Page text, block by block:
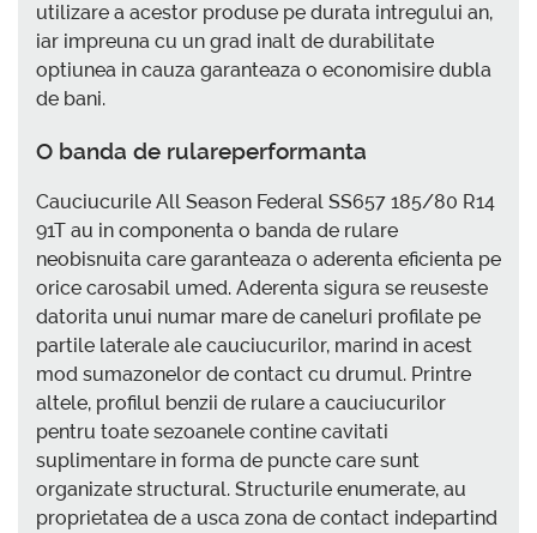
utilizare a acestor produse pe durata intregului an,
iar impreuna cu un grad inalt de durabilitate
optiunea in cauza garanteaza o economisire dubla
de bani.
O banda de rulareperformanta
Cauciucurile All Season Federal SS657 185/80 R14
91T au in componenta o banda de rulare
neobisnuita care garanteaza o aderenta eficienta pe
orice carosabil umed. Aderenta sigura se reuseste
datorita unui numar mare de caneluri profilate pe
partile laterale ale cauciucurilor, marind in acest
mod sumazonelor de contact cu drumul. Printre
altele, profilul benzii de rulare a cauciucurilor
pentru toate sezoanele contine cavitati
suplimentare in forma de puncte care sunt
organizate structural. Structurile enumerate, au
proprietatea de a usca zona de contact indepartind